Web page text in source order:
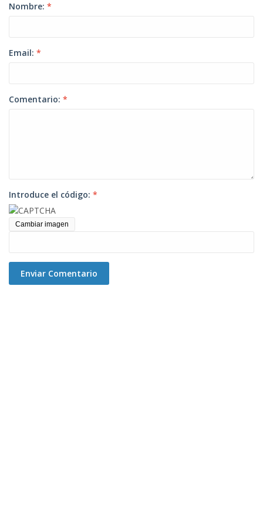
Nombre: *
Email: *
Comentario: *
Introduce el código: *
Cambiar imagen
Enviar Comentario